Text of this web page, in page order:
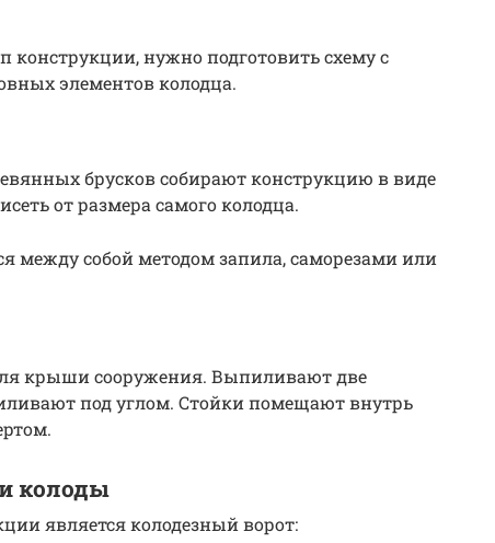
конструкции, нужно подготовить схему с
элементов колодца.
брусков собирают конструкцию в виде
от размера самого колодца.
между собой методом запила, саморезами или
крыши сооружения. Выпиливают две
под углом. Стойки помещают внутрь
колоды
является колодезный ворот: